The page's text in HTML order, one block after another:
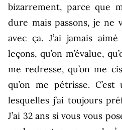
bizarrement, parce que
dure mais passons, je ne
avec ça. J’ai jamais
leçons, qu’on m’évalue,
me redresse, qu’on me
qu’on me pétrisse.
lesquelles j’ai toujours
J’ai 32 ans si vous vous